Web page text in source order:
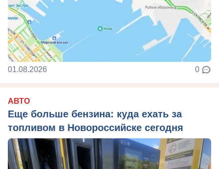
01.08.2026 0
АВТО
Еще больше бензина: куда ехать за
топливом в Новороссийске сегодня